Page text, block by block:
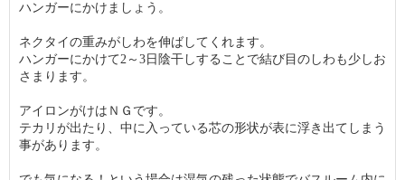
ハンガーにかけましょう。
ネクタイの重みがしわを伸ばしてくれます。
ハンガーにかけて2～3日陰干しすることで結び目のしわも少しお
さまります。
アイロンがけはＮＧです。
テカリが出たり、中に入っている芯の形状が表に浮き出てしまう
事があります。